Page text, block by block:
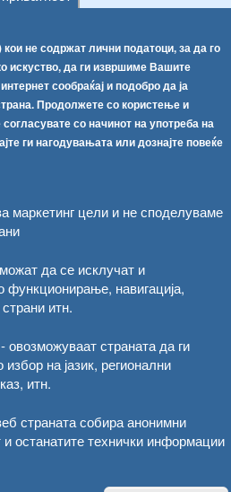
не содржат лични податоци, за да го
искуство, да ги извршиме Вашите
сообраќај и подобро да ја
Продолжете со користење и
со начинот на употреба на
ги нагодувањата или дознајте повеќе
маркетинг цели и не споделуваме
да се исклучат и
навигација,
итн.
страната да ги
на јазик, регионални
итн.
страната собира анонимни
и останатите технички информации